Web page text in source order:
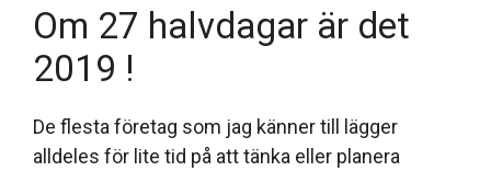
Om 27 halvdagar är det
2019 !
De flesta företag som jag känner till lägger
alldeles för lite tid på att tänka eller planera